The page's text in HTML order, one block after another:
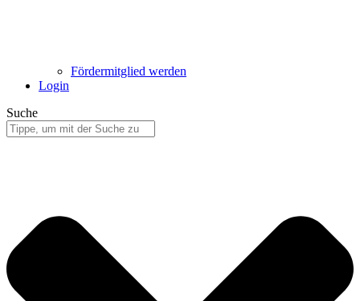
Fördermitglied werden
Login
Suche